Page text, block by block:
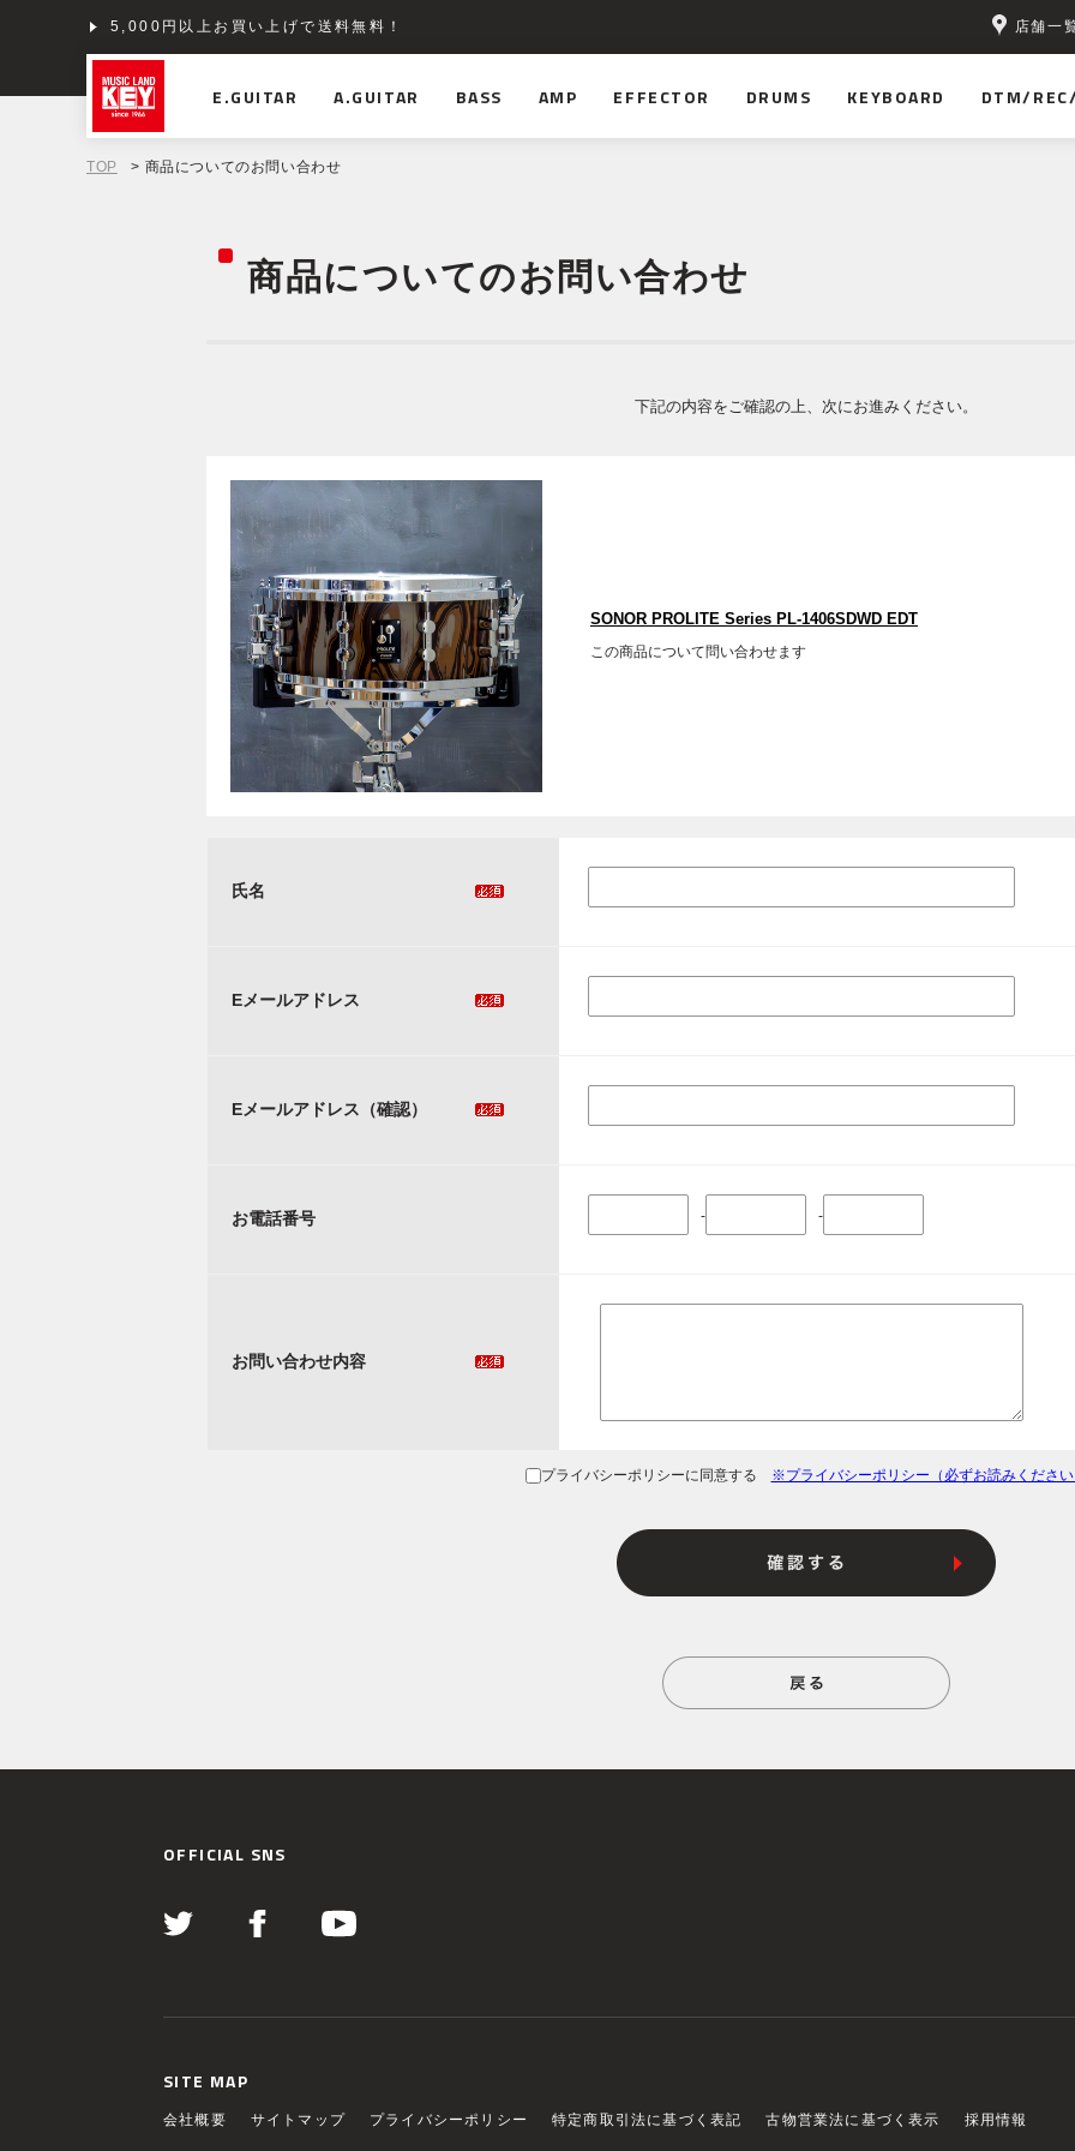
5,000円以上お買い上げで送料無料！ 店舗一
E.GUITAR A.GUITAR BASS AMP EFFECTOR DRUMS KEYBOARD DTM/
TOP > 商品についてのお問い合わせ
商品についてのお問い合わせ
下記の内容をご確認の上、次にお進みください。
SONOR PROLITE Series PL-1406SDWD EDT
この商品について問い合わせます
氏名
Eメールアドレス
Eメールアドレス（確認）
お電話番号 - -
お問い合わせ内容
プライバシーポリシーに同意する ※プライバシーポリシー（必ずお読みくださ
OFFICIAL SNS
SITE MAP
会社概要 サイトマップ プライバシーポリシー 特定商取引法に基づく表記 古物営業法に基づく表示 採用情報